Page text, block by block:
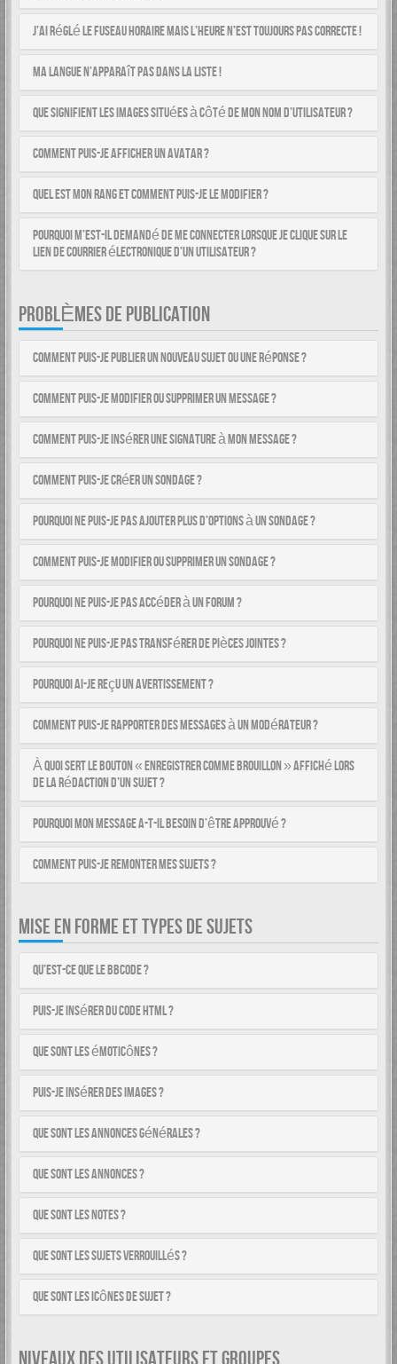
J’ai réglé le fuseau horaire mais l’heure n’est toujours pas correcte !
Ma langue n’apparaît pas dans la liste !
Que signifient les images situées à côté de mon nom d’utilisateur ?
Comment puis-je afficher un avatar ?
Quel est mon rang et comment puis-je le modifier ?
Pourquoi m’est-il demandé de me connecter lorsque je clique sur le
lien de courrier électronique d’un utilisateur ?
PROBLÈMES DE PUBLICATION
Comment puis-je publier un nouveau sujet ou une réponse ?
Comment puis-je modifier ou supprimer un message ?
Comment puis-je insérer une signature à mon message ?
Comment puis-je créer un sondage ?
Pourquoi ne puis-je pas ajouter plus d’options à un sondage ?
Comment puis-je modifier ou supprimer un sondage ?
Pourquoi ne puis-je pas accéder à un forum ?
Pourquoi ne puis-je pas transférer de pièces jointes ?
Pourquoi ai-je reçu un avertissement ?
Comment puis-je rapporter des messages à un modérateur ?
À quoi sert le bouton « Enregistrer comme brouillon » affiché lors
de la rédaction d’un sujet ?
Pourquoi mon message a-t-il besoin d’être approuvé ?
Comment puis-je remonter mes sujets ?
MISE EN FORME ET TYPES DE SUJETS
Qu’est-ce que le BBCode ?
Puis-je insérer du code HTML ?
Que sont les émoticônes ?
Puis-je insérer des images ?
Que sont les annonces générales ?
Que sont les annonces ?
Que sont les notes ?
Que sont les sujets verrouillés ?
Que sont les icônes de sujet ?